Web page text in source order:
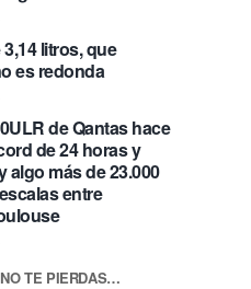
litros, que
es redonda
de Qantas hace
de 24 horas y
algo más de 23.000
entre
TE PIERDAS…